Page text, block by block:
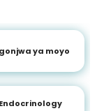
ya moyo
Endocrinology